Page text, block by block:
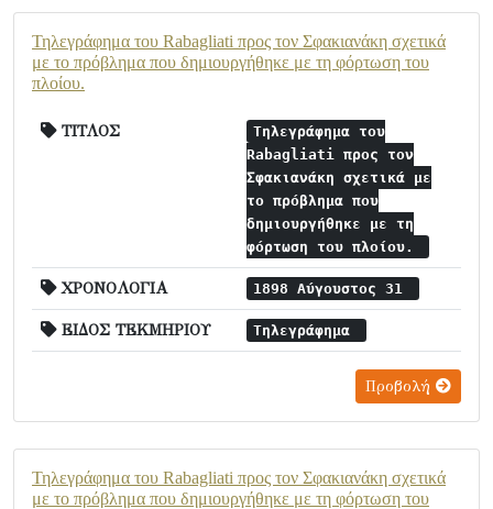
Τηλεγράφημα του Rabagliati προς τον Σφακιανάκη σχετικά
με το πρόβλημα που δημιουργήθηκε με τη φόρτωση του
πλοίου.
ΤΙΤΛΟΣ
Τηλεγράφημα του
Rabagliati προς τον
Σφακιανάκη σχετικά με
το πρόβλημα που
δημιουργήθηκε με τη
φόρτωση του πλοίου.
ΧΡΟΝΟΛΟΓΙΑ 1898 Αύγουστος 31
ΕΙΔΟΣ ΤΕΚΜΗΡΙΟΥ Τηλεγράφημα
Προβολή
Τηλεγράφημα του Rabagliati προς τον Σφακιανάκη σχετικά
με το πρόβλημα που δημιουργήθηκε με τη φόρτωση του